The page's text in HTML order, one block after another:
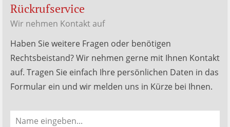
Rückrufservice
Wir nehmen Kontakt auf
Haben Sie weitere Fragen oder benötigen
Rechtsbeistand? Wir nehmen gerne mit Ihnen Kontakt
auf. Tragen Sie einfach Ihre persönlichen Daten in das
Formular ein und wir melden uns in Kürze bei Ihnen.